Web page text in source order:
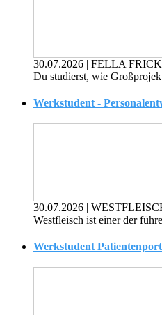
30.07.2026 | FELLA
Du studierst, wie
Werkstudent -
30.07.2026 |
Westfleisch ist einer der
Werkstudent